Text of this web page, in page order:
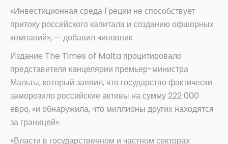
«Инвестиционная среда Греции не способствует
притоку российского капитала и созданию офшорных
компаний», — добавил чиновник.
Издание The Times of Malta процитировало
представителя канцелярии премьер-министра
Мальты, который заявил, что государство фактически
заморозило российские активы на сумму 222 000
евро, «и обнаружила, что миллионы других находятся
за границей».
«Власти в государственном и частном секторах